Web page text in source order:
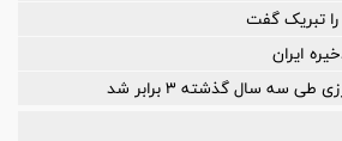
تبریک گفت
ایران
سه سال گذشته ۳ برابر شد